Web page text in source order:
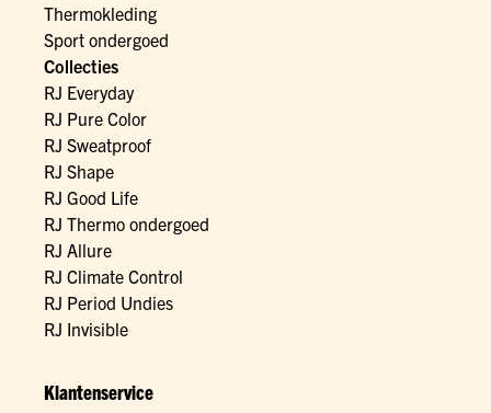
Thermokleding
Sport ondergoed
Collecties
RJ Everyday
RJ Pure Color
RJ Sweatproof
RJ Shape
RJ Good Life
RJ Thermo ondergoed
RJ Allure
RJ Climate Control
RJ Period Undies
RJ Invisible
Klantenservice